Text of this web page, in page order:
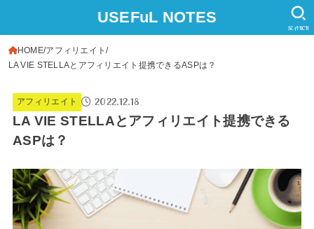
USEFuL NOTES
SEARCH
HOME アフィリエイト
LA VIE STELLAとアフィリエイト提携できるASPは？
アフィリエイト 2022.12.18
LA VIE STELLAとアフィリエイト提携できる
ASPは？